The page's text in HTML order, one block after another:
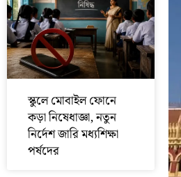
স্কুলে মোবাইল ফোনে
কড়া নিষেধাজ্ঞা, নতুন
নির্দেশ জারি মধ্যশিক্ষা
পর্ষদের